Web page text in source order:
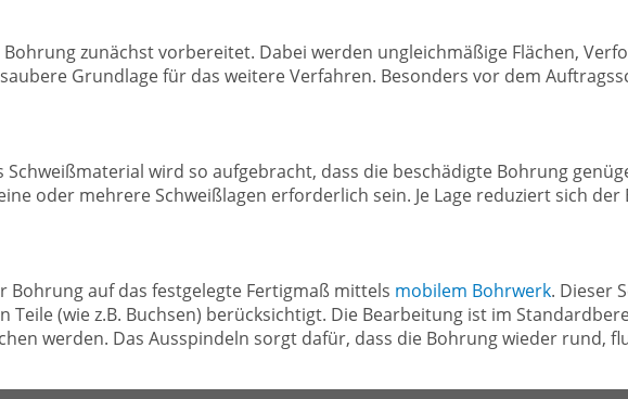
zunächst vorbereitet. Dabei werden ungleichmäßige Flächen,
Grundlage für das weitere Verfahren. Besonders vor dem
wird so aufgebracht, dass die beschädigte Bohrung
oder mehrere Schweißlagen erforderlich sein. Je Lage reduziert sich
auf das festgelegte Fertigmaß mittels mobilem Bohrwerk. Dieser
(wie z.B. Buchsen) berücksichtigt. Die Bearbeitung ist im
werden. Das Ausspindeln sorgt dafür, dass die Bohrung wieder rund,